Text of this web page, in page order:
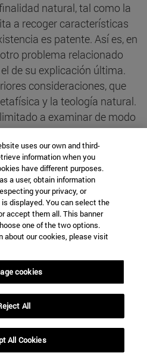
natural, tal como la
a recoger características
es patente. Así es, en
problema relacionado
de su explicación última.
consideraciones, que
y la teología natural.
a examinar de modo
finalistas de la naturaleza,
las cuales pueda
Por tanto, si mi
en los que todos
señal de que he conseguido
y la
que se refieren al
y procesos naturales;
y estructuración, no son
son resultados
constitutivas de lo
modos de obrar, que
La direccionalidad y la
uses our own and third-
information when you
have different purposes.
a user, obtain information
your privacy, or
displayed. You can select the
accept them all. This banner
one of the two options.
about our cookies, please visit
cookies
All
All Cookies